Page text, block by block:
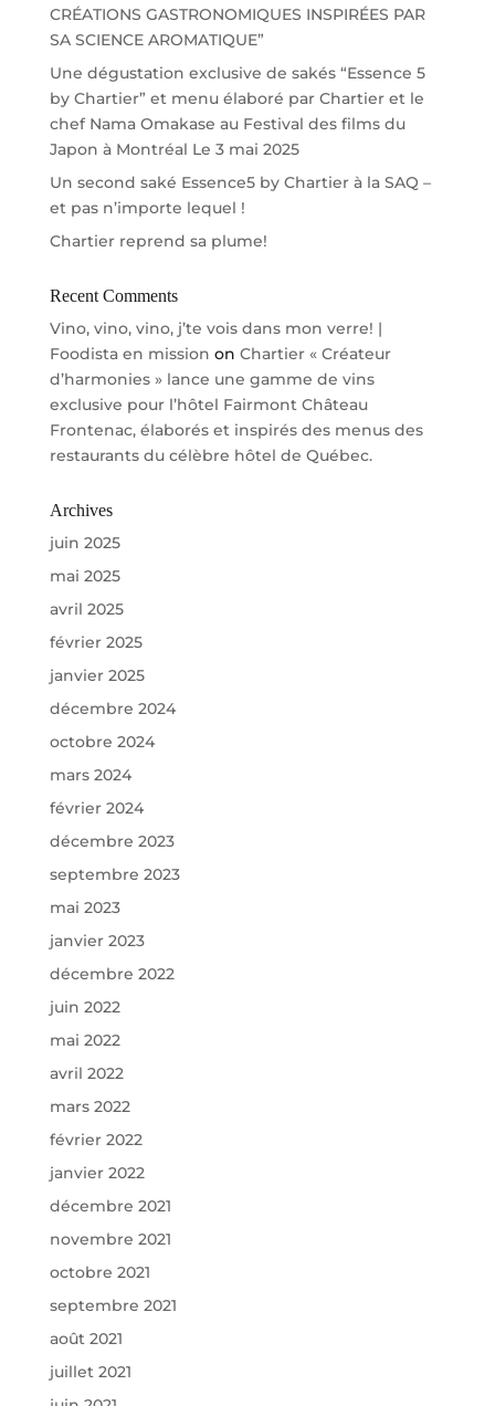
CRÉATIONS GASTRONOMIQUES INSPIRÉES PAR
SA SCIENCE AROMATIQUE”
Une dégustation exclusive de sakés “Essence 5
by Chartier” et menu élaboré par Chartier et le
chef Nama Omakase au Festival des films du
Japon à Montréal Le 3 mai 2025
Un second saké Essence5 by Chartier à la SAQ –
et pas n’importe lequel !
Chartier reprend sa plume!
Recent Comments
Vino, vino, vino, j’te vois dans mon verre! |
Foodista en mission on Chartier « Créateur
d’harmonies » lance une gamme de vins
exclusive pour l’hôtel Fairmont Château
Frontenac, élaborés et inspirés des menus des
restaurants du célèbre hôtel de Québec.
Archives
juin 2025
mai 2025
avril 2025
février 2025
janvier 2025
décembre 2024
octobre 2024
mars 2024
février 2024
décembre 2023
septembre 2023
mai 2023
janvier 2023
décembre 2022
juin 2022
mai 2022
avril 2022
mars 2022
février 2022
janvier 2022
décembre 2021
novembre 2021
octobre 2021
septembre 2021
août 2021
juillet 2021